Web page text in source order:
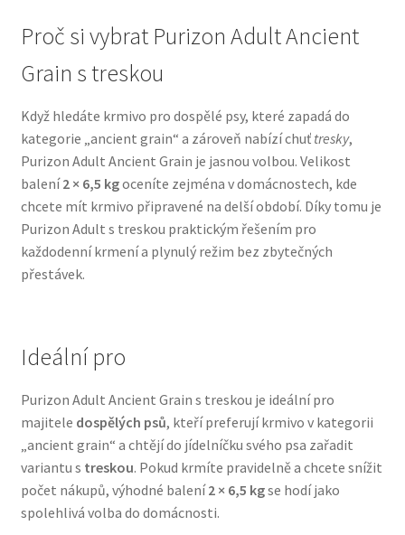
Pelíšky pro psy
Ortopedické pelíšky
Přepravky pro psy
Purizon pro psy — Vysoký obsah masa, bez obilovin
Veterinární dieta pro psy
Vodítka a obojky
Wolf of Wilderness
Proč si vybrat Purizon Adult Ancient
Grain s treskou
Když hledáte krmivo pro dospělé psy, které zapadá do
kategorie „ancient grain“ a zároveň nabízí chuť tresky,
Purizon Adult Ancient Grain je jasnou volbou. Velikost
balení2 × 6,5 kgoceníte zejména v domácnostech, kde
chcete mít krmivo připravené na delší období. Díky tomu je
Purizon Adult s treskou praktickým řešením pro
každodenní krmení a plynulý režim bez zbytečných
přestávek.
Ideální pro
Purizon Adult Ancient Grain s treskou je ideální pro
majitele dospělých psů, kteří preferují krmivo v kategorii
„ancient grain“ a chtějí do jídelníčku svého psa zařadit
variantu s treskou. Pokud krmíte pravidelně a chcete snížit
počet nákupů, výhodné balení2 × 6,5 kgse hodí jako
spolehlivá volba do domácnosti.